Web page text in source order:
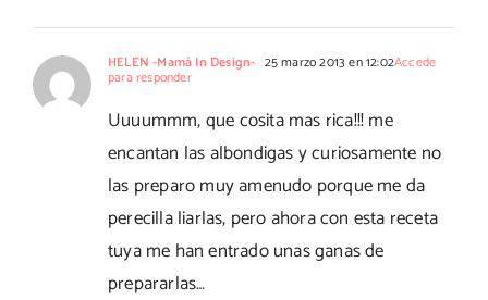
HELEN -Mamá In Design- 25 marzo 2013 en 12:02Accede
para responder
Uuuummm, que cosita mas rica!!! me
encantan las albondigas y curiosamente no
las preparo muy amenudo porque me da
perecilla liarlas, pero ahora con esta receta
tuya me han entrado unas ganas de
prepararlas…